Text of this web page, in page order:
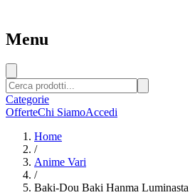
Menu
Categorie
OfferteChi SiamoAccedi
Home
/
Anime Vari
/
Baki-Dou Baki Hanma